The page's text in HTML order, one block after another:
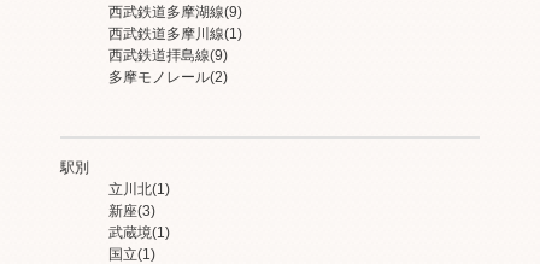
西武鉄道多摩湖線(9)
西武鉄道多摩川線(1)
西武鉄道拝島線(9)
多摩モノレール(2)
駅別
立川北(1)
新座(3)
武蔵境(1)
国立(1)